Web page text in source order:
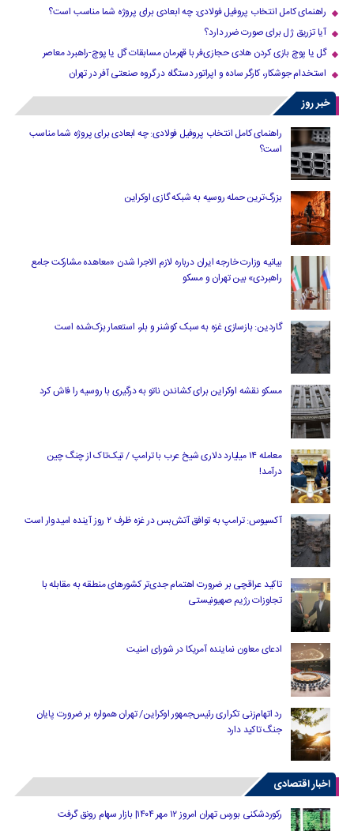
راهنمای کامل انتخاب پروفیل فولادی: چه ابعادی برای پروژه شما مناسب است؟
آیا تزریق ژل برای صورت ضرر دارد​؟
گل یا پوچ بازی کردن هادی حجازی‌فر با قهرمان مسابقات گل یا پوچ-راهبرد معاصر
استخدام جوشکار، کارگر ساده و اپراتور دستگاه در گروه صنعتی آفر در تهران
خبر روز
راهنمای کامل انتخاب پروفیل فولادی: چه ابعادی برای پروژه شما مناسب
است؟
بزرگ‌ترین حمله روسیه به شبکه گازی اوکراین
بیانیه وزارت خارجه ایران درباره لازم‌ الاجرا شدن «معاهده مشارکت جامع
راهبردی» بین تهران و مسکو
گاردین: بازسازی غزه به سبک کوشنر و بلر، استعمار بزک‌شده است
مسکو نقشه اوکراین برای کشاندن ناتو به درگیری با روسیه را فاش کرد
معامله ۱۴ میلیارد دلاری شیخ عرب با ترامپ / تیک‌تاک از چنگ چین
درآمد!
آکسیوس: ترامپ به توافق آتش‌بس در غزه ظرف ۲ روز آینده امیدوار است
تاکید عراقچی بر ضرورت اهتمام جدی‌تر کشورهای منطقه به مقابله با
تجاوزات رژیم صهیونیستی
ادعای معاون نماینده آمریکا در شورای امنیت
رد اتهام‌زنی تکراری رئیس‌جمهور اوکراین/ تهران همواره بر ضرورت پایان
جنگ تاکید دارد
اخبار اقتصادی
رکوردشکنی بورس تهران امروز ۱۲ مهر ۱۴۰۴| بازار سهام رونق گرفت